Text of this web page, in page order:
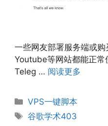
一些网友部署服务端或购
Youtube等网站都能正常
Teleg … 阅读更多
分
类
VPS一键脚本
标
谷歌学术403